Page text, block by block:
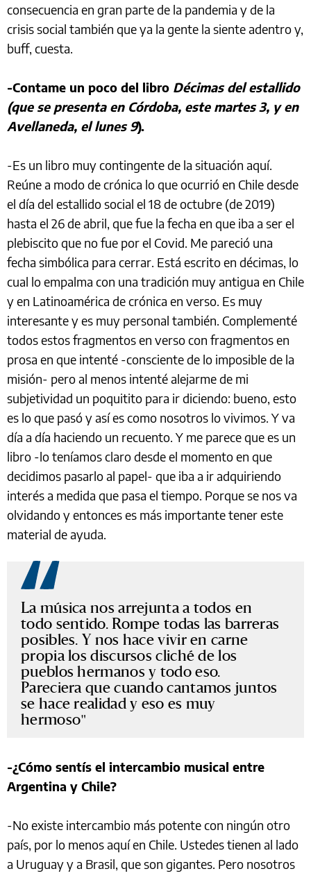
consecuencia en gran parte de la pandemia y de la
crisis social también que ya la gente la siente adentro y,
buff, cuesta.
-Contame un poco del libro Décimas del estallido
(que se presenta en Córdoba, este martes 3, y en
Avellaneda, el lunes 9).
-Es un libro muy contingente de la situación aquí.
Reúne a modo de crónica lo que ocurrió en Chile desde
el día del estallido social el 18 de octubre (de 2019)
hasta el 26 de abril, que fue la fecha en que iba a ser el
plebiscito que no fue por el Covid. Me pareció una
fecha simbólica para cerrar. Está escrito en décimas, lo
cual lo empalma con una tradición muy antigua en Chile
y en Latinoamérica de crónica en verso. Es muy
interesante y es muy personal también. Complementé
todos estos fragmentos en verso con fragmentos en
prosa en que intenté -consciente de lo imposible de la
misión- pero al menos intenté alejarme de mi
subjetividad un poquitito para ir diciendo: bueno, esto
es lo que pasó y así es como nosotros lo vivimos. Y va
día a día haciendo un recuento. Y me parece que es un
libro -lo teníamos claro desde el momento en que
decidimos pasarlo al papel- que iba a ir adquiriendo
interés a medida que pasa el tiempo. Porque se nos va
olvidando y entonces es más importante tener este
material de ayuda.
La música nos arrejunta a todos en
todo sentido. Rompe todas las barreras
posibles. Y nos hace vivir en carne
propia los discursos cliché de los
pueblos hermanos y todo eso.
Pareciera que cuando cantamos juntos
se hace realidad y eso es muy
hermoso
-¿Cómo sentís el intercambio musical entre
Argentina y Chile?
-No existe intercambio más potente con ningún otro
país, por lo menos aquí en Chile. Ustedes tienen al lado
a Uruguay y a Brasil, que son gigantes. Pero nosotros